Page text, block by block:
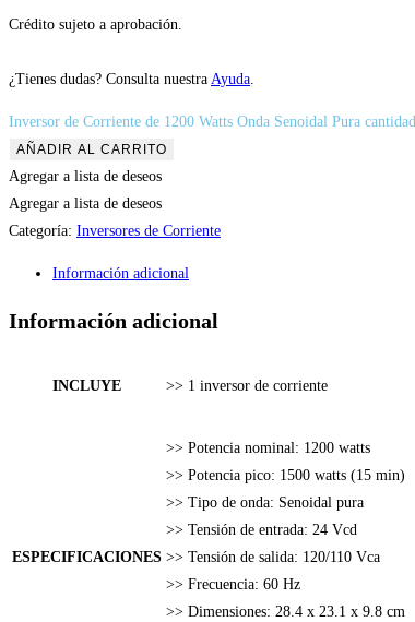
Crédito sujeto a aprobación.
¿Tienes dudas? Consulta nuestra Ayuda
Inversor de Corriente de 1200 Watts Onda Senoidal Pura cantidad
AÑADIR AL CARRITO
Agregar a lista de deseos
Agregar a lista de deseos
Categoría: Inversores de Corriente
Información adicional
Información adicional
INCLUYE >> 1 inversor de corriente
ESPECIFICACIONES
>> Potencia nominal: 1200 watts
>> Potencia pico: 1500 watts (15 min)
>> Tipo de onda: Senoidal pura
>> Tensión de entrada: 24 Vcd
>> Tensión de salida: 120/110 Vca
>> Frecuencia: 60 Hz
>> Dimensiones: 28.4 x 23.1 x 9.8 cm